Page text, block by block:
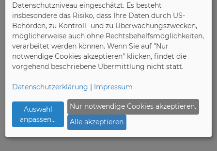
Die ORGATC ist eine internationale Messe
mit Ausstellern aus dem Bereichen
Büroeinrichtung und -konzepte. Sie findet
alle zwei Jahre auf dem Gelände der
Koelnmesse statt.
Datenschutzniveau eingeschätzt. Es besteht
insbesondere das Risiko, dass Ihre Daten durch US-
Behörden, zu Kontroll- und zu Überwachungszwecken,
möglicherweise auch ohne Rechtsbehelfsmöglichkeiten,
verarbeitet werden können. Wenn Sie auf "Nur
notwendige Cookies akzeptieren" klicken, findet die
vorgehend beschriebene Übermittlung nicht statt.
Datenschutzerklärung | Impressum
Auswahl
anpassen...
Nur notwendige Cookies akzeptieren.
Alle akzeptieren